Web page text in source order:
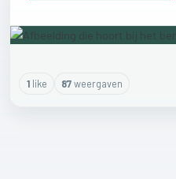
1like 87weergaven